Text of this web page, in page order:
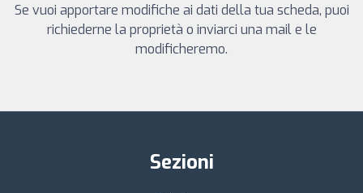
Se vuoi apportare modifiche ai dati della tua scheda, puoi
richiederne la proprietà o inviarci una mail e le
modificheremo.
Sezioni